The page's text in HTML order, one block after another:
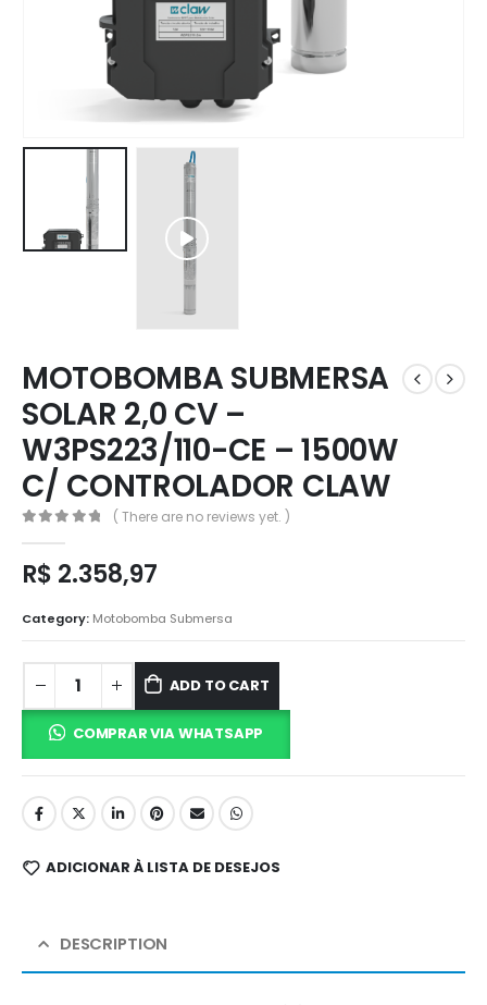
MOTOBOMBA SUBMERSA
SOLAR 2,0 CV –
W3PS223/110-CE – 1500W
C/ CONTROLADOR CLAW
( There are no reviews yet. )
R$ 2.358,97
Category: Motobomba Submersa
ADD TO CART
COMPRAR VIA WHATSAPP
ADICIONAR À LISTA DE DESEJOS
DESCRIPTION